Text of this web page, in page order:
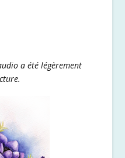
a été légèrement